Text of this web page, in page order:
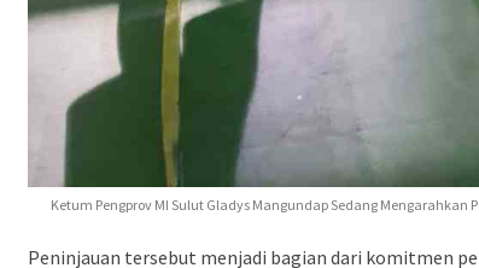
Ketum Pengprov MI Sulut Gladys Mangundap Sedang
Peninjauan tersebut menjadi bagian dari komitmen